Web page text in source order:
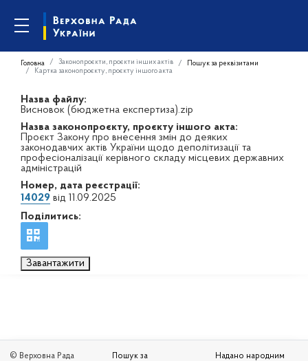
Головна Законопроєкти, проєкти інших актів
Пошук за реквізитами
Картка законопроєкту, проєкту іншого акта
Назва файлу:
Висновок (бюджетна експертиза).zip
Назва законопроєкту, проєкту іншого акта:
Проєкт Закону про внесення змін до деяких
законодавчих актів України щодо деполітизації та
професіоналізації керівного складу місцевих державних
адміністрацій
Номер, дата реєстрації:
14029 від 11.09.2025
Поділитись:
Завантажити
© Верховна Рада
Пошук за
Надано народним